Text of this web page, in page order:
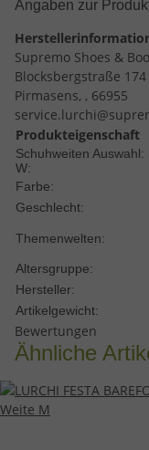
Angaben zur
Supremo Shoes &
Blocksbergstraße 174
Pirmasens, , 66955
Produkteigenschaft
Schuhweiten Auswahl:
W:
Farbe:
Geschlecht:
Themenwelten:
Altersgruppe:
Hersteller:
Artikelgewicht:
Bewertungen
Ähnliche